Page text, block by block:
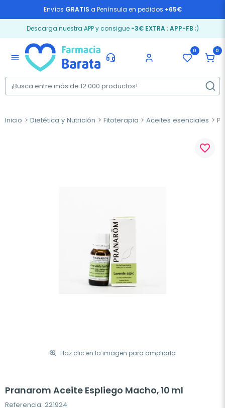
Envíos GRATIS a Península en pedidos +65€
Descarga nuestra APP y consigue -3€ EXTRA: APP-FB ;)
menu
0 0
Inicio Dietética y Nutrición Fitoterapia Aceites esenciales
Haz clic en la imagen para ampliarla
favorite_border
Pranarom Aceite Espliego Macho, 10 ml
Referencia: 221924